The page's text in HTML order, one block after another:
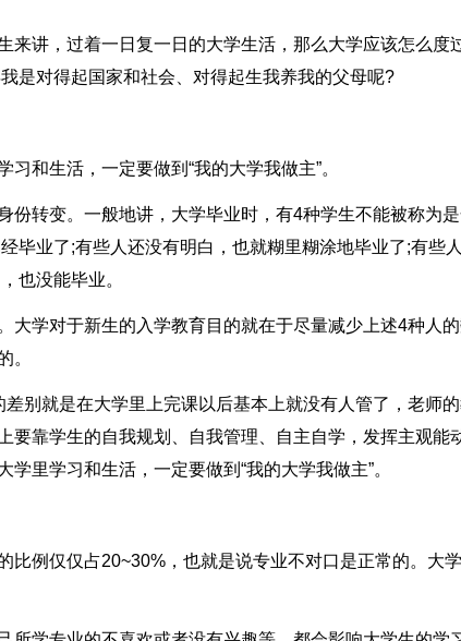
来讲，过着一日复一日的大学生活，那么大学应该怎么度
是对得起国家和社会、对得起生我养我的父母呢?
和生活，一定要做到“我的大学我做主”。
份转变。一般地讲，大学毕业时，有4种学生不能被称为
毕业了;有些人还没有明白，也就糊里糊涂地毕业了;有些人
也没能毕业。
大学对于新生的入学教育目的就在于尽量减少上述4种人
。
别就是在大学里上完课以后基本上就没有人管了，老师
要靠学生的自我规划、自我管理、自主自学，发挥主观能
里学习和生活，一定要做到“我的大学我做主”。
比例仅仅占20~30%，也就是说专业不对口是正常的。大学